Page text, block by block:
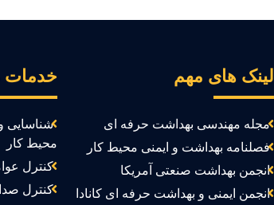
لینک های مهم
مجله مهندسی بهداشت حرفه ای
فصلنامه بهداشت و ایمنی محیط کار
انجمن بهداشت صنعتی آمریکا
انجمن ایمنی و بهداشت حرفه ای کانادا
خدمات
شناسایی
محیط کار
کنترل
کنترل